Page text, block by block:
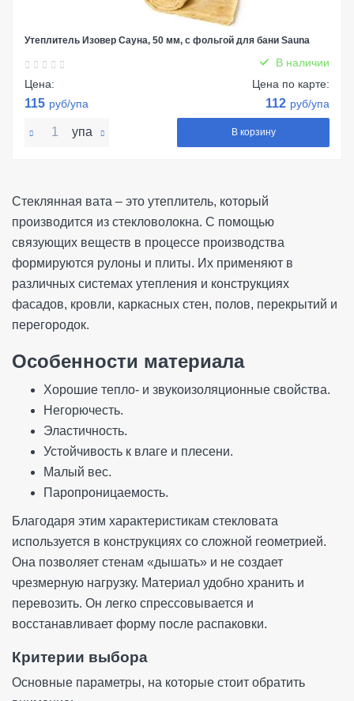
Утеплитель Изовер Сауна, 50 мм, с фольгой для бани Sauna
В наличии
Цена:
115 руб/упа
Цена по карте:
112 руб/упа
упа В корзину
Стеклянная вата – это утеплитель, который
производится из стекловолокна. С помощью
связующих веществ в процессе производства
формируются рулоны и плиты. Их применяют в
различных системах утепления и конструкциях
фасадов, кровли, каркасных стен, полов, перекрытий и
перегородок.
Особенности материала
Хорошие тепло- и звукоизоляционные свойства.
Негорючесть.
Эластичность.
Устойчивость к влаге и плесени.
Малый вес.
Паропроницаемость.
Благодаря этим характеристикам стекловата
используется в конструкциях со сложной геометрией.
Она позволяет стенам «дышать» и не создает
чрезмерную нагрузку. Материал удобно хранить и
перевозить. Он легко спрессовывается и
восстанавливает форму после распаковки.
Критерии выбора
Основные параметры, на которые стоит обратить